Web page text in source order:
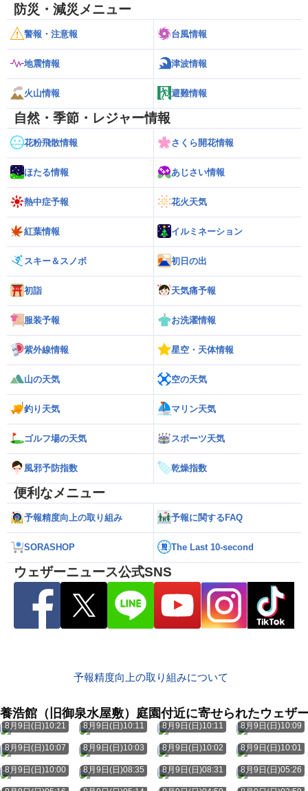
防災・減災メニュー
警報・注意報 台風情報
地震情報 津波情報
火山情報 避難情報
自然・季節・レジャー情報
花粉飛散情報 さくら開花情報
ほたる情報 あじさい情報
熱中症予報 花火天気
紅葉情報 イルミネーション
スキー＆スノボ 初日の出
初詣 天気痛予報
服装予報 お洗濯情報
紫外線情報 星空・天体情報
山の天気 空の天気
釣り天気 マリン天気
ゴルフ場の天気 スポーツ天気
風邪予防指数 乾燥指数
便利なメニュー
予報精度向上の取り組み 予報に関するFAQ
SORASHOP The Last 10-second
ウェザーニュース公式SNS
予報精度向上の取り組みについて
養浩館（旧御泉水屋敷）庭園付近に寄せられたウェザ
8月9日(日)10:21 8月9日(日)10:11 8月9日(日)10:11 8月9日(日)10:09
8月9日(日)10:07 8月9日(日)10:03 8月9日(日)10:02 8月9日(日)10:01
8月9日(日)10:00 8月9日(日)08:35 8月9日(日)08:31 8月9日(日)05:26